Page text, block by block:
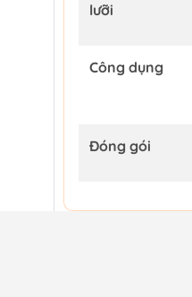
lưỡi
Công dụng
Đóng gói